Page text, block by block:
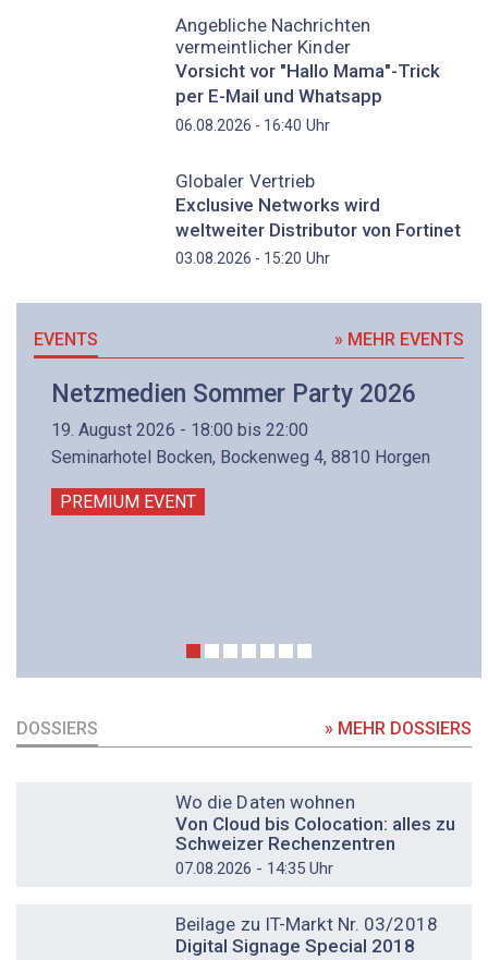
Angebliche Nachrichten
vermeintlicher Kinder
Vorsicht vor "Hallo Mama"-Trick
per E-Mail und Whatsapp
06.08.2026 - 16:40 Uhr
Globaler Vertrieb
Exclusive Networks wird
weltweiter Distributor von Fortinet
03.08.2026 - 15:20 Uhr
EVENTS » MEHR EVENTS
Netzmedien Sommer Party 2026
19. August 2026 - 18:00 bis 22:00
Seminarhotel Bocken, Bockenweg 4, 8810 Horgen
PREMIUM EVENT
DOSSIERS » MEHR DOSSIERS
Wo die Daten wohnen
Von Cloud bis Colocation: alles zu
Schweizer Rechenzentren
07.08.2026 - 14:35 Uhr
Beilage zu IT-Markt Nr. 03/2018
Digital Signage Special 2018